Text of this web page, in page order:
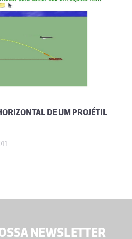
DE UM PROJÉTIL
NEWSLETTER